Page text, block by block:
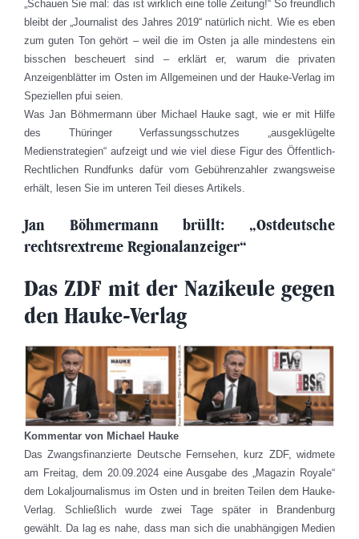
„Schauen Sie mal: das ist wirklich eine tolle Zeitung!“ So freundlich
bleibt der „Journalist des Jahres 2019“ natürlich nicht. Wie es eben
zum guten Ton gehört – weil die im Osten ja alle mindestens ein
bisschen bescheuert sind – erklärt er, warum die privaten
Anzeigenblätter im Osten im Allgemeinen und der Hauke-Verlag im
Speziellen pfui seien.
Was Jan Böhmermann über Michael Hauke sagt, wie er mit Hilfe
des Thüringer Verfassungsschutzes „ausgeklügelte
Medienstrategien“ aufzeigt und wie viel diese Figur des Öffentlich-
Rechtlichen Rundfunks dafür vom Gebührenzahler zwangsweise
erhält, lesen Sie im unteren Teil dieses Artikels.
Jan Böhmermann brüllt: „Ostdeutsche
rechtsrextreme Regionalanzeiger“
Das ZDF mit der Nazikeule gegen
den Hauke-Verlag
Kommentar von Michael Hauke
Das Zwangsfinanzierte Deutsche Fernsehen, kurz ZDF, widmete
am Freitag, dem 20.09.2024 eine Ausgabe des „Magazin Royale“
dem Lokaljournalismus im Osten und in breiten Teilen dem Hauke-
Verlag. Schließlich wurde zwei Tage später in Brandenburg
gewählt. Da lag es nahe, dass man sich die unabhängigen Medien